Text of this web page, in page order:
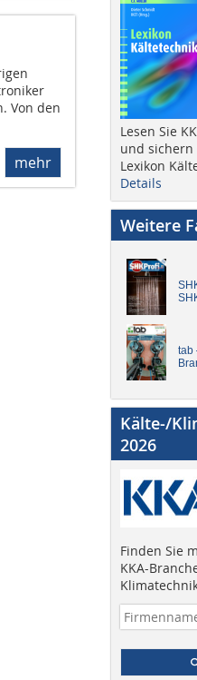
Von den
mehr
Lesen Sie
und sichern
Lexikon
Details
Weitere
tab
Kälte-/
2026
Finden Sie
KKA-